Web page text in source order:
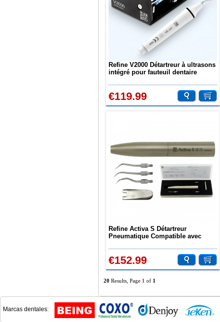
Refine V2000 Détartreur à ultrasons
intégré pour fauteuil dentaire
€119.99
Refine Activa S Détartreur
Pneumatique Compatible avec
€152.99
20 Results, Page 1 of 1
Marcas dentales: